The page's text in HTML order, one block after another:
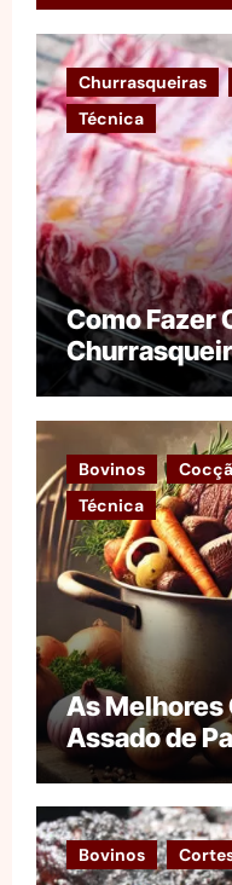
Churrasqueiras
Técnica
Como Fazer
Bovinos
Técnica
As Melhores
Assado de
Bovinos